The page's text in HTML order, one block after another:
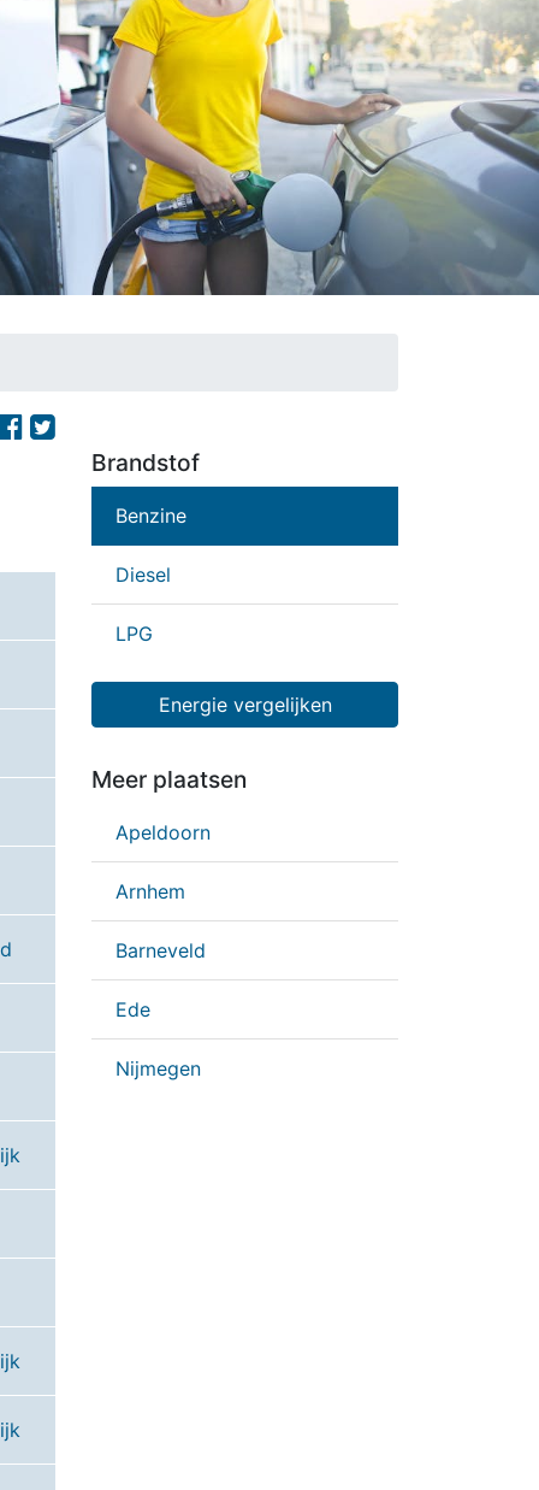
Brandstof
Benzine
Diesel
LPG
Energie vergelijken
Meer plaatsen
Apeldoorn
Arnhem
Barneveld
Ede
Nijmegen